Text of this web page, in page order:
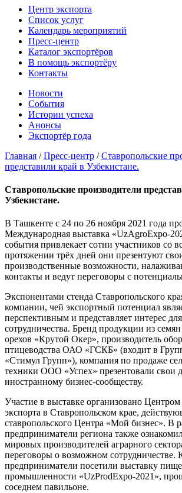
Центр экспорта
Список услуг
Календарь мероприятий
Пресс-центр
Каталог экспортёров
В помощь экспортёру
Контакты
Новости
События
Истории успеха
Анонсы
Экспортёр года
Главная /Пресс-центр /Ставропольские
представили край в Узбекистане.
Ставропольские производители
Узбекистане.
В Ташкенте с 24 по 26 ноября 2021 года
Международная выставка «UzAgroExpo-
события привлекает сотни участников со
протяжении трёх дней они презентуют
производственные возможности,
контакты и ведут переговоры с
Экспонентами стенда Ставропольского
компании, чей экспортный потенциал
перспективным и представляет интерес
сотрудничества. Бренд продукции из
орехов «Крутой Окер», производитель
птицеводства ОАО «ГСКБ» (входит в
«Стимул Групп»), компания по продаже
техники ООО «Успех» презентовали свои
иностранному бизнес-сообществу.
Участие в выставке организовано
экспорта в Ставропольском крае,
ставропольского Центра «Мой бизнес». В
предприниматели региона также
мировых производителей аграрного
переговоры о возможном сотрудничестве.
предприниматели посетили выставку
промышленности «UzProdExpo-2021»,
соседнем павильоне.